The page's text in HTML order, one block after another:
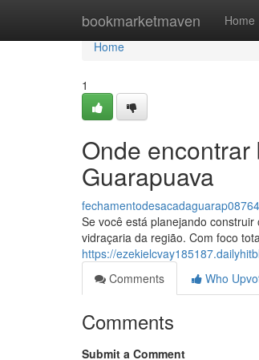
bookmarketmaven Home
Home
Home
1
Onde
Guarapuava
Se você está planejando
vidraçaria da região. Com foco
https://
Comments
Who
Comments
Submit a Comment